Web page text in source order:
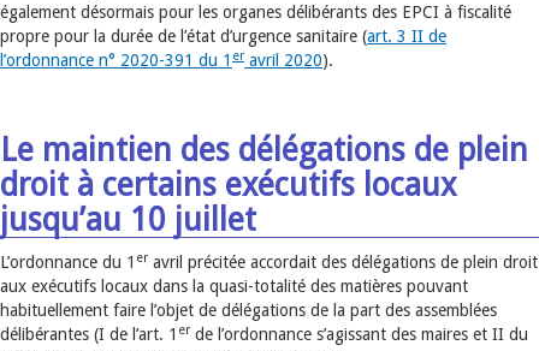
également désormais pour les organes délibérants des EPCI à fiscalité
propre pour la durée de l’état d’urgence sanitaire (art. 3 II de
l’ordonnance n° 2020-391 du 1 er avril 2020).
Le maintien des délégations de plein
droit à certains exécutifs locaux
jusqu’au 10 juillet
L’ordonnance du 1 er avril précitée accordait des délégations de plein droit
aux exécutifs locaux dans la quasi-totalité des matières pouvant
habituellement faire l’objet de délégations de la part des assemblées
délibérantes (I de l’art. 1 er de l’ordonnance s’agissant des maires et II du